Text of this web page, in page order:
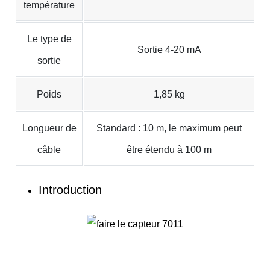
température
Le type de
sortie
Sortie 4-20 mA
Poids 1,85 kg
Longueur de
câble
Standard : 10 m, le maximum peut
être étendu à 100 m
Introduction